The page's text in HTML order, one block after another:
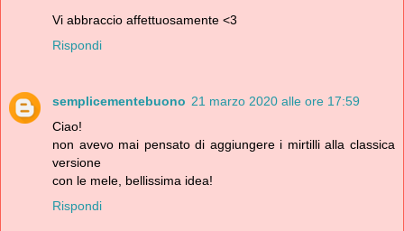
Vi abbraccio affettuosamente <3
Rispondi
semplicementebuono 21 marzo 2020 alle ore 17:59
Ciao!
non avevo mai pensato di aggiungere i mirtilli alla classica
versione
con le mele, bellissima idea!
Rispondi